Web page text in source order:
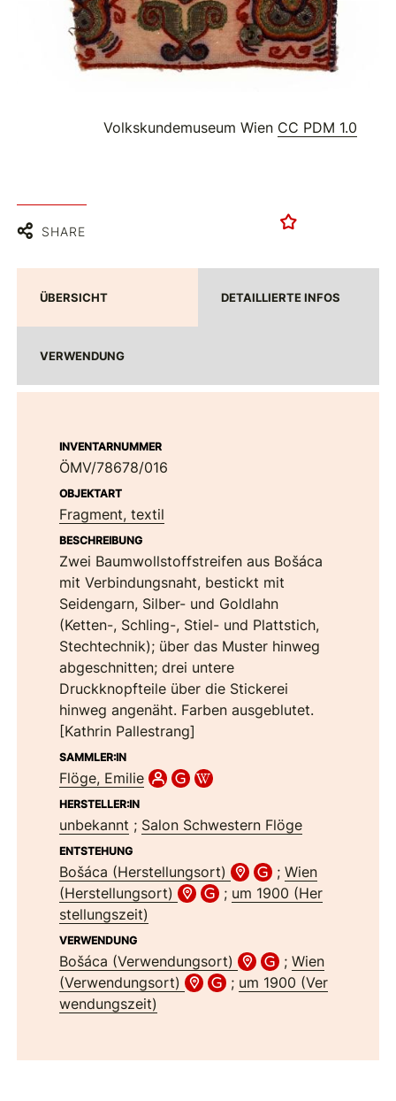
Volkskundemuseum Wien CC PDM 1.0
SHARE
ÜBERSICHT DETAILLIERTE INFOS
VERWENDUNG
INVENTARNUMMER
ÖMV/78678/016
OBJEKTART
Fragment, textil
BESCHREIBUNG
Zwei Baumwollstoffstreifen aus Bošáca
mit Verbindungsnaht, bestickt mit
Seidengarn, Silber- und Goldlahn
(Ketten-, Schling-, Stiel- und Plattstich,
Stechtechnik); über das Muster hinweg
abgeschnitten; drei untere
Druckknopfteile über die Stickerei
hinweg angenäht. Farben ausgeblutet.
[Kathrin Pallestrang]
SAMMLER:IN
Flöge, Emilie
HERSTELLER:IN
unbekannt ; Salon Schwestern Flöge
ENTSTEHUNG
Bošáca (Herstellungsort) ; Wien
(Herstellungsort)
; um 1900 (Her
stellungszeit)
VERWENDUNG
Bošáca (Verwendungsort) ; Wien
(Verwendungsort)
; um 1900 (Ver
wendungszeit)